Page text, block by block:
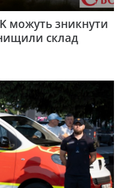
можуть зникнути
склад